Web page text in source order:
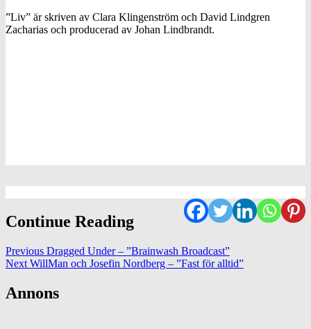
”Liv” är skriven av Clara Klingenström och David Lindgren
Zacharias och producerad av Johan Lindbrandt.
Continue Reading
Previous Dragged Under – ”Brainwash Broadcast”
Next WillMan och Josefin Nordberg – ”Fast för alltid”
Annons